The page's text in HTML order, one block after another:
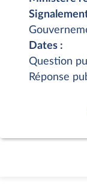
Dates :
Question
Réponse